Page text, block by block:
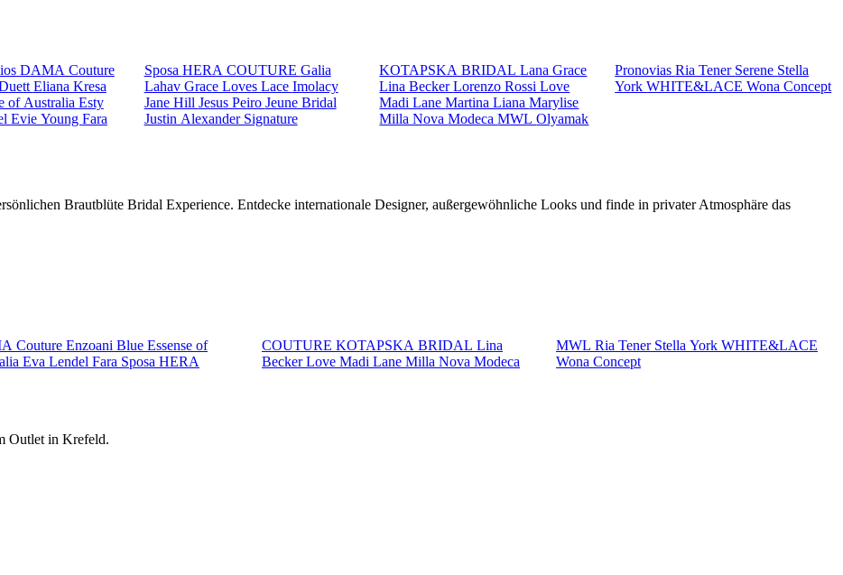
DAMA Couture
Eliana Kresa
of Australia Esty
Evie Young Fara
Sposa HERA COUTURE Galia
Lahav Grace Loves Lace Imolacy
Jane Hill Jesus Peiro Jeune Bridal
Justin Alexander Signature
KOTAPSKA BRIDALLana Grace
Lina BeckerLorenzo RossiLove
Madi LaneMartina LianaMarylise
Milla NovaModecaMWLOlyamak
PronoviasRia Tener Serene Stella
YorkWHITE&LACEWona Concept
Brautblüte Bridal Experience. Entdecke internationale Designer, außergewöhnliche Looks und finde in privater Atmosphäre das
Couture Enzoani Blue Essense of
Eva Lendel Fara Sposa HERA
COUTURE KOTAPSKA BRIDAL Lina
BeckerLove Madi Lane Milla Nova Modeca
MWL Ria Tener Stella York WHITE&LACE
Wona Concept
Outlet in Krefeld.